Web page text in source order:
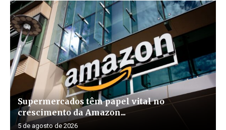
Supermercados têm papel vital no
crescimento da Amazon...
5 de agosto de 2026